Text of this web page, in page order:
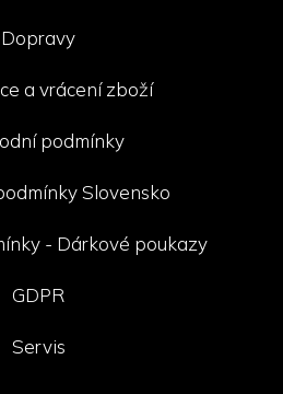
Dopravy
a vrácení zboží
podmínky
Slovensko
- Dárkové poukazy
GDPR
Servis